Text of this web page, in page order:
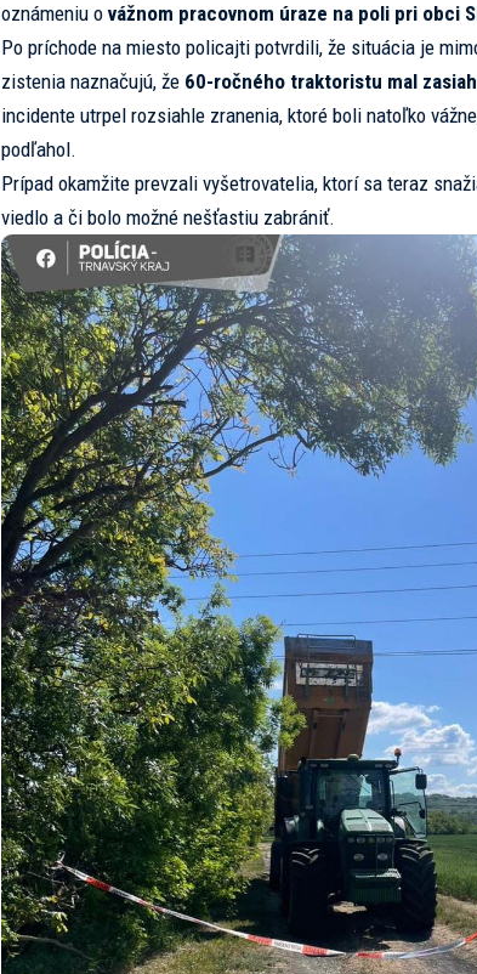
oznámeniu o vážnom pracovnom úraze na poli pri obci
Po príchode na miesto policajti potvrdili, že situácia je
zistenia naznačujú, že 60-ročného traktoristu mal
incidente utrpel rozsiahle zranenia, ktoré boli natoľko
podľahol.
Prípad okamžite prevzali vyšetrovatelia, ktorí sa teraz
viedlo a či bolo možné nešťastiu zabrániť.